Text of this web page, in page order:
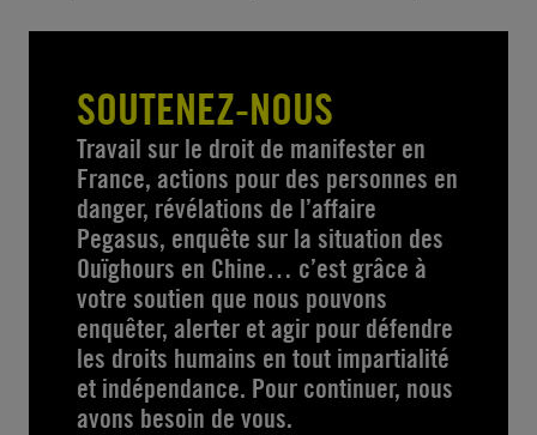
SOUTENEZ-NOUS
Travail sur le droit de manifester en
France, actions pour des personnes en
danger, révélations de l’affaire
Pegasus, enquête sur la situation des
Ouïghours en Chine… c’est grâce à
votre soutien que nous pouvons
enquêter, alerter et agir pour défendre
les droits humains en tout impartialité
et indépendance. Pour continuer, nous
avons besoin de vous.